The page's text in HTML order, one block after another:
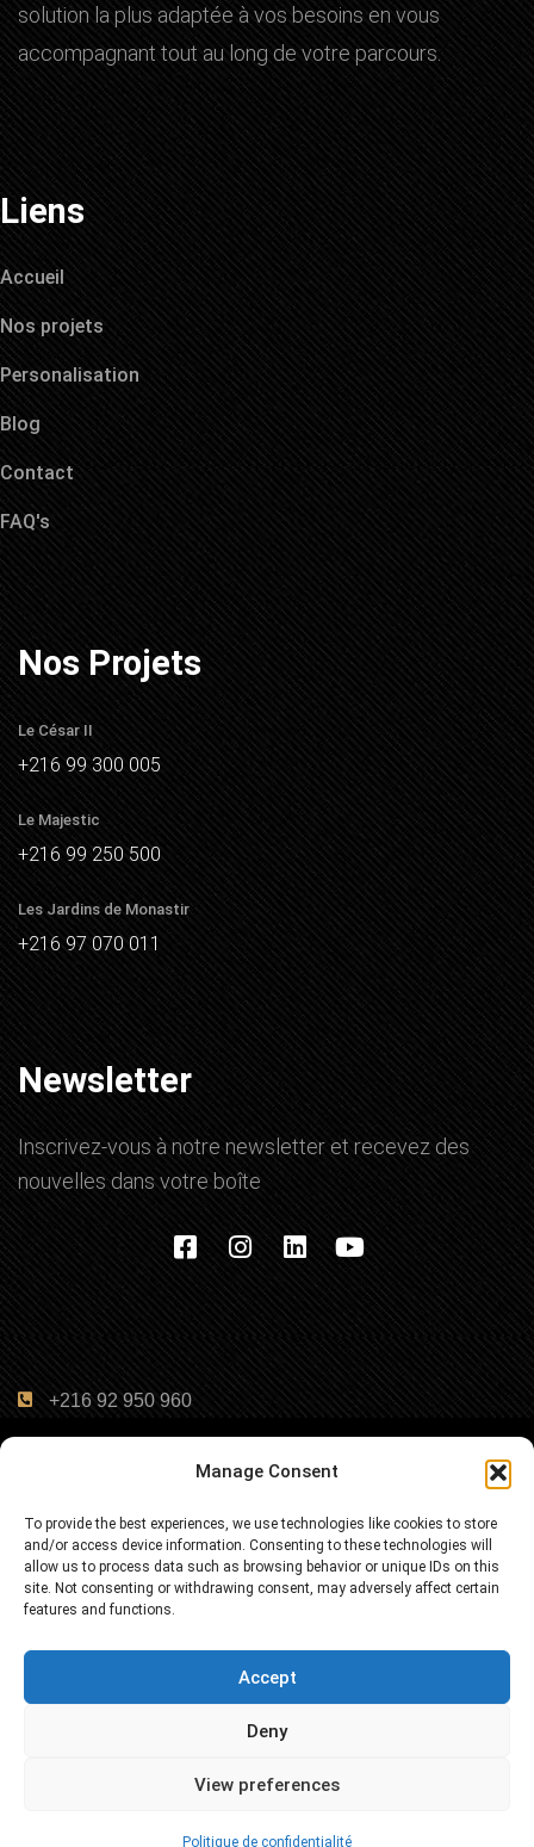
Manage Consent
To provide the best experiences, we use technologies like cookies to store
and/or access device information. Consenting to these technologies will
allow us to process data such as browsing behavior or unique IDs on this
site. Not consenting or withdrawing consent, may adversely affect certain
features and functions.
Accept
Deny
View preferences
Politique de confidentialité
solution la plus adaptée à vos besoins en vous
accompagnant tout au long de votre parcours.
Liens
Accueil
Nos projets
Personalisation
Blog
Contact
FAQ's
Nos Projets
Le César II
+216 99 300 005
Le Majestic
+216 99 250 500
Les Jardins de Monastir
+216 97 070 011
Newsletter
Inscrivez-vous à notre newsletter et recevez des
nouvelles dans votre boîte
+216 92 950 960
© Copyright 2025, Sarraj Immobilier
Politique de ConfidentialitéTermes et conditions